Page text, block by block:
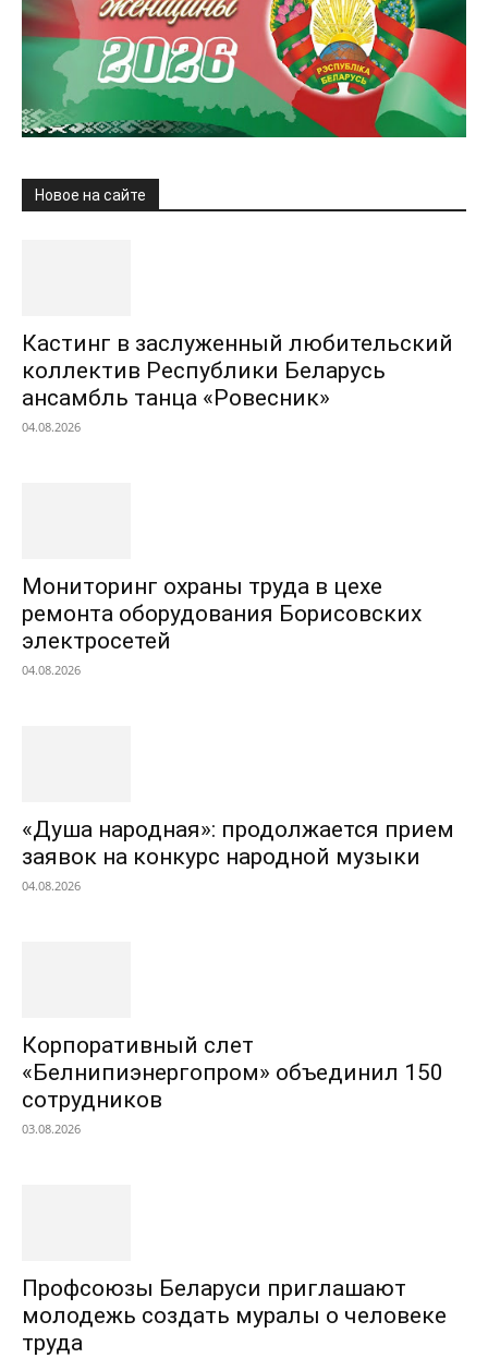
Новое на сайте
Кастинг в заслуженный любительский
коллектив Республики Беларусь
ансамбль танца «Ровесник»
04.08.2026
Мониторинг охраны труда в цехе
ремонта оборудования Борисовских
электросетей
04.08.2026
«Душа народная»: продолжается прием
заявок на конкурс народной музыки
04.08.2026
Корпоративный слет
«Белнипиэнергопром» объединил 150
сотрудников
03.08.2026
Профсоюзы Беларуси приглашают
молодежь создать муралы о человеке
труда